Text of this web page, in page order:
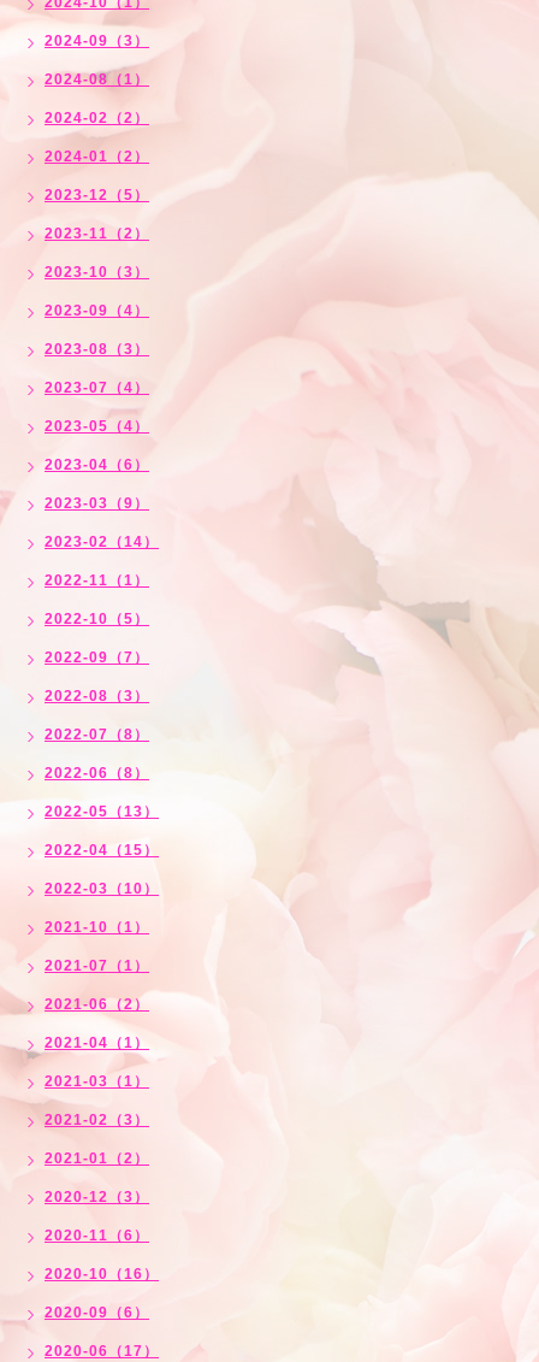
2024-09（3）
2024-08（1）
2024-02（2）
2024-01（2）
2023-12（5）
2023-11（2）
2023-10（3）
2023-09（4）
2023-08（3）
2023-07（4）
2023-05（4）
2023-04（6）
2023-03（9）
2023-02（14）
2022-11（1）
2022-10（5）
2022-09（7）
2022-08（3）
2022-07（8）
2022-06（8）
2022-05（13）
2022-04（15）
2022-03（10）
2021-10（1）
2021-07（1）
2021-06（2）
2021-04（1）
2021-03（1）
2021-02（3）
2021-01（2）
2020-12（3）
2020-11（6）
2020-10（16）
2020-09（6）
2020-06（17）